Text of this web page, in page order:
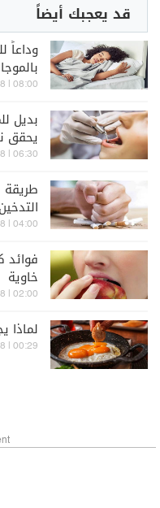
قد يعجبك أيضاً
وداعاً
08:00 | 2026-08-08
بديل
يحقق
06:30 | 2026-08-08
التدخين
04:00 | 2026-08-08
فوائد
خاوية
02:00 | 2026-08-08
لماذا
00:29 | 2026-08-08